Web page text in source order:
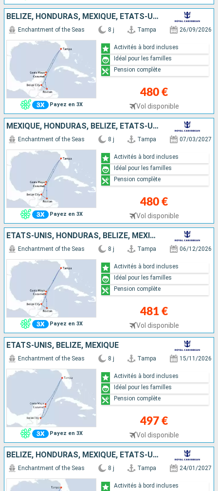
BELIZE, HONDURAS, MEXIQUE, ÉTATS-UNIS
Payez en 3X
Enchantment of the Seas 8 j Tampa 26/09/2026
480 €
Vol disponible
Activités à bord incluses
Idéal pour les familles
Pension complète
MEXIQUE, HONDURAS, BELIZE, ÉTATS-UNIS
Payez en 3X
Enchantment of the Seas 8 j Tampa 07/03/2027
480 €
Vol disponible
Activités à bord incluses
Idéal pour les familles
Pension complète
ÉTATS-UNIS, HONDURAS, BELIZE, MEXIQUE
Payez en 3X
Enchantment of the Seas 8 j Tampa 06/12/2026
481 €
Vol disponible
Activités à bord incluses
Idéal pour les familles
Pension complète
ÉTATS-UNIS, BELIZE, MEXIQUE
Payez en 3X
Enchantment of the Seas 8 j Tampa 15/11/2026
497 €
Vol disponible
Activités à bord incluses
Idéal pour les familles
Pension complète
BELIZE, HONDURAS, MEXIQUE, ÉTATS-UNIS
Enchantment of the Seas 8 j Tampa 24/01/2027
Activités à bord incluses